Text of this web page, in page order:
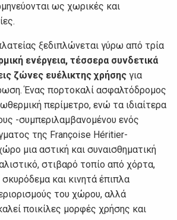
ως χωρικές και
ξεδιπλώνεται γύρω από τρία
ενέργεια, τέσσερα συνδετικά
ζώνες ευέλικτης χρήσης για
Ένας πορτοκαλί ασφαλτόδρομος
περίμετρο, ενώ τα ιδιαίτερα
-συμπεριλαμβανομένου ενός
της Françoise Héritier-
μια αστική και συναισθηματική
στιβαρό τοπίο από χόρτα,
και κινητά έπιπλα
του χώρου, αλλά
ποικίλες μορφές χρήσης και